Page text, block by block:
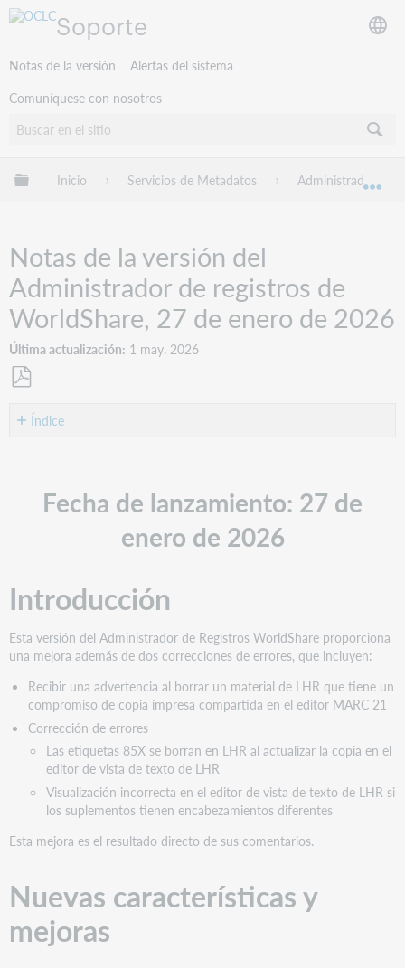
Soporte
Notas de la versión
Alertas del sistema
Comuníquese con nosotros
Expandir/contraer jerarquía global
Inicio Servicios de Metadatos Administrador de
Notas de la versión del
Administrador de registros de
WorldShare, 27 de enero de 2026
Última actualización 1 may. 2026
comoÍndice
lanzamiento:
27
Introducción
características
y
mejoras
Recibir
una
advertencia
al
borrar
un
material
LHR
tiene
un
compromiso
de
Fecha de lanzamiento: 27 de
enero de 2026
Introducción
Esta versión del Administrador de Registros WorldShare proporciona
una mejora además de dos correcciones de errores, que incluyen:
Recibir una advertencia al borrar un material de LHR que tiene un
compromiso de copia impresa compartida en el editor MARC 21
Corrección de errores
Las etiquetas 85X se borran en LHR al actualizar la copia en el
editor de vista de texto de LHR
Visualización incorrecta en el editor de vista de texto de LHR si
los suplementos tienen encabezamientos diferentes
Esta mejora es el resultado directo de sus comentarios.
Nuevas características y
mejoras